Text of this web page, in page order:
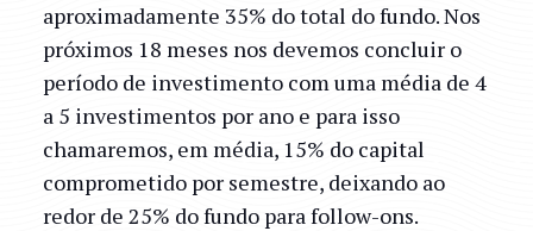
aproximadamente 35% do total do fundo. Nos
próximos 18 meses nos devemos concluir o
período de investimento com uma média de 4
a 5 investimentos por ano e para isso
chamaremos, em média, 15% do capital
comprometido por semestre, deixando ao
redor de 25% do fundo para follow-ons.